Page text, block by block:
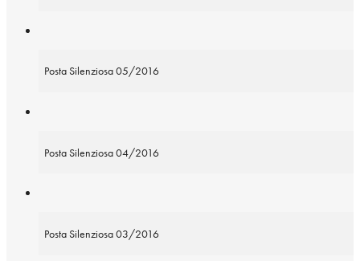
Posta Silenziosa 05/2016
Posta Silenziosa 04/2016
Posta Silenziosa 03/2016